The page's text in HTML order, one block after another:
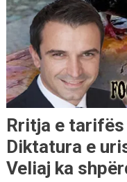
Rritja e
Diktatura e
Veliaj ka